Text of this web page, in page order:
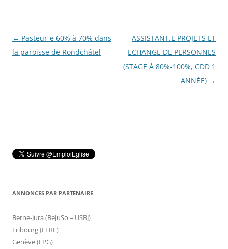
Navigation
des
← Pasteur-e 60% à 70% dans
la paroisse de Rondchâtel
ASSISTANT.E PROJETS ET
ECHANGE DE PERSONNES
(STAGE À 80%-100%, CDD 1
ANNÉE) →
ANNONCES PAR PARTENAIRE
Berne-Jura (BeJuSo – USBJ)
Fribourg (EERF)
Genève (EPG)